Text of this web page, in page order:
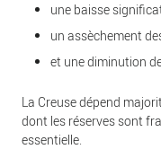
une baisse
un assèchement
et une diminution
La Creuse dépend
dont les réserves sont
essentielle.